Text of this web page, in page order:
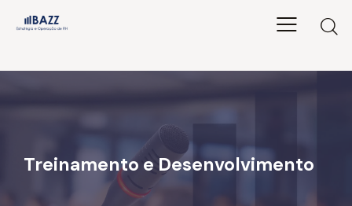
Treinamento e Desenvolvimento​